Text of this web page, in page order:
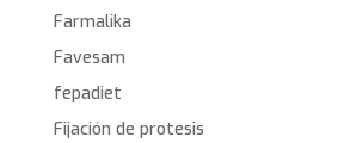
Farmalika
Favesam
fepadiet
Fijación de protesis